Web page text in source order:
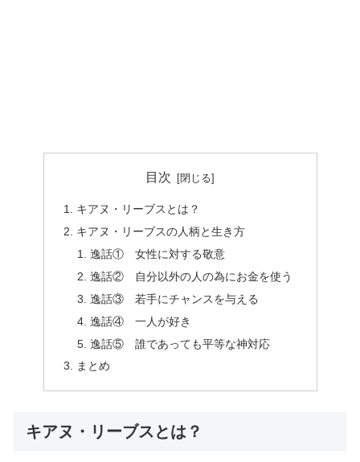
目次
キアヌ・リーブスとは？
キアヌ・リーブスの人柄と生き方
逸話① 女性に対する敬意
逸話② 自分以外の人の為にお金を使う
逸話③ 若手にチャンスを与える
逸話④ 一人が好き
逸話⑤ 誰であっても平等な神対応
まとめ
キアヌ・リーブスとは？